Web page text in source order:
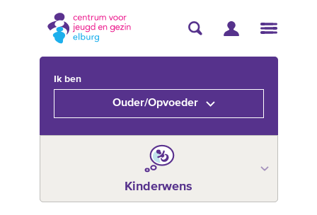
Ik ben
Ouder/Opvoeder
Kinderwens